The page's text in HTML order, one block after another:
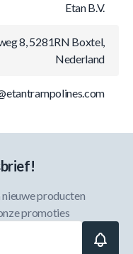
Etan B.V.
8, 5281RN Boxtel,
Nederland
nieuwe producten
promoties